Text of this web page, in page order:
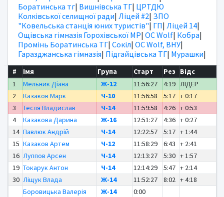
Боратинська тг| Вишнівська ТГ| ЦРТДЮ
Колківської селищної ради| Ліцей #2| ЗПО
"Ковельська станція юних туристів"| ГП| Ліцей 14|
Ощівська гімназія Горохівської МР| OC Wolf| Кобра|
Промінь Боратинська ТГ| Сокіл| OC Wolf, ВНУ|
Гаразджанська гімназія| Підгайцівська ТГ| Мурашки|
# Імя Група Старт Рез
Відс
1
Мельник Діана Ж-12 11:56:27 4:19 ЛІДЕР
2
Казаков Марк Ч-10 11:56:58 5:17 + 0:17
3
Тесля Владислав Ч-14 11:59:58 4:26 + 0:53
4
Казакова Дарина Ж-16 12:51:27 4:36 + 0:27
14 Павлюк Андрій Ч-14 12:22:57 5:17 + 1:44
15 Казаков Артем Ч-12 11:58:29 6:43 + 2:41
16 Луппов Арсен Ч-14 12:13:27 5:30 + 1:57
19 Токарук Антон Ч-14 12:14:29 5:47 + 2:14
30 Ліщук Влада Ж-14 11:52:27 8:02 + 4:18
Боровицька Валерія
Ж-14
0:00